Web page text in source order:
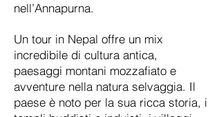
nell’Annapurna.
Un tour in Nepal offre un mix
incredibile di cultura antica,
paesaggi montani mozzafiato e
avventure nella natura selvaggia. Il
paese è noto per la sua ricca storia, i